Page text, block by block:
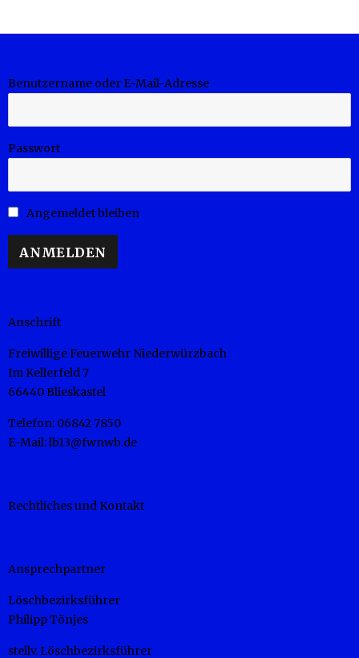
Benutzername oder E-Mail-Adresse
Passwort
Angemeldet bleiben
Anschrift
Freiwillige Feuerwehr Niederwürzbach
Im Kellerfeld 7
66440 Blieskastel
Telefon: 06842 7850
E-Mail: lb13@fwnwb.de
Rechtliches und Kontakt
Ansprechpartner
Löschbezirksführer
Philipp Tönjes
stellv. Löschbezirksführer